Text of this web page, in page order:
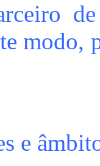
modo,
e